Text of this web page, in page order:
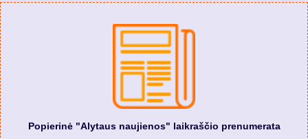
Popierinė "Alytaus naujienos" laikraščio prenumerata